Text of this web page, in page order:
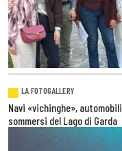
LA FOTOGALLERY
Navi «vichinghe»,
sommersi del Lago di Garda